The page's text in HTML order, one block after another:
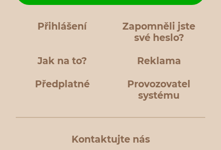
Přihlášení
Zapomněli jste
své heslo?
Jak na to? Reklama
Předplatné
Provozovatel
systému
Kontaktujte nás